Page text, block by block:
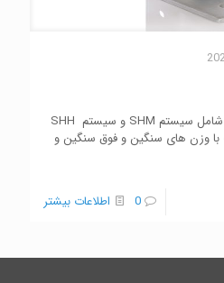
سیستم S.H سیستم SH که شامل سیستم SHM و سیستم SHH
وزن های سنگین و فوق سنگین و
0 اطلاعات بیشتر